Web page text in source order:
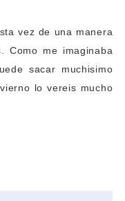
vez de una manera
Como me imaginaba
sacar muchisimo
lo vereis mucho